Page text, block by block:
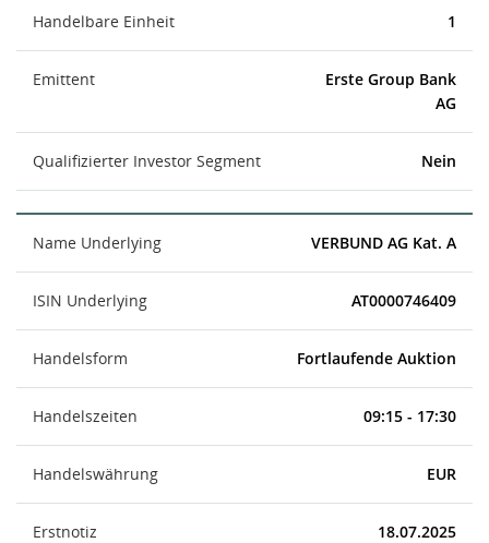
Handelbare Einheit 1
Emittent
Erste Group Bank
AG
Qualifizierter Investor Segment Nein
Name Underlying VERBUND AG Kat. A
ISIN Underlying AT0000746409
Handelsform Fortlaufende Auktion
Handelszeiten 09:15 - 17:30
Handelswährung EUR
Erstnotiz 18.07.2025